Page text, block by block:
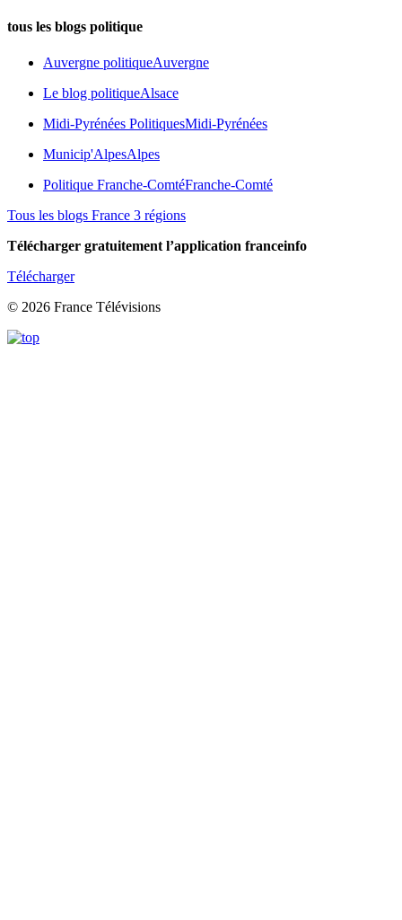
tous les blogs politique
Auvergne politiqueAuvergne
Le blog politiqueAlsace
Midi-Pyrénées PolitiquesMidi-Pyrénées
Municip'AlpesAlpes
Politique Franche-ComtéFranche-Comté
Tous les blogs France 3 régions
Télécharger gratuitement l’application franceinfo
Télécharger
© 2026 France Télévisions